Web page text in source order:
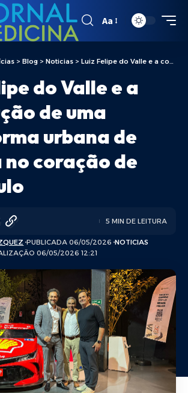
Aa
> Blog > Noticias > Luiz Felipe do Valle e a construção de uma plataforma urbana de energia no coração de São Paulo
do Valle e a
de uma
urbana de
no coração de
06/05/2026 12:21
PUBLICADA 06/05/2026 NOTICIAS
5 MIN DE LEITURA